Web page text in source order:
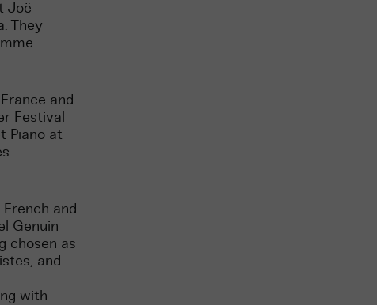
Joë
They
and
Festival
Piano at
and
Genuin
chosen as
and
with